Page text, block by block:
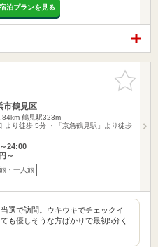
泊プランを見る
お気に入
りに追加
市鶴見区
鶴見駅323m
より徒歩 5分 ・「京急鶴見駅」より徒歩
24:00
～
・一人旅
選で訪問。ウキウキでチェックイ
も優しそうな方ばかりで最初5分く